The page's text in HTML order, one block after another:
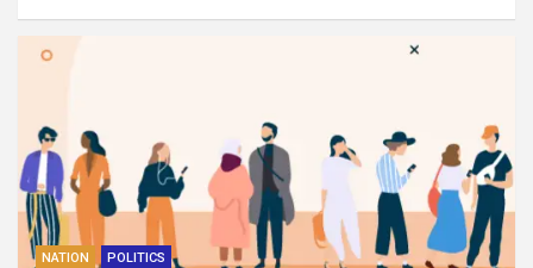
NATION POLITICS